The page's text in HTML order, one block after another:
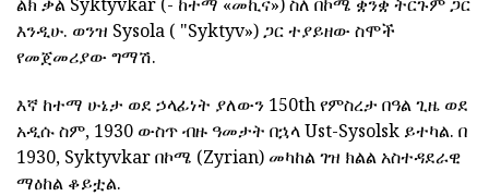
እንዲሁ. ወንዝ Sysola ( "Syktyv») ጋር ተያይዘው ስሞች
የመጀመሪያው ግማሽ.
እኛ ከተማ ሁኔታ ወደ ኃላፊነት ያለውን 150th የምስረታ በዓል ጊዜ ወደ
አዲሱ ስም, 1930 ውስጥ ብዙ ዓመታት በኋላ Ust-Sysolsk ይተካል. በ
1930, Syktyvkar በኮሜ (Zyrian) መካከል ገዝ ክልል አስተዳደራዊ
ማዕከል ቆይቷል.